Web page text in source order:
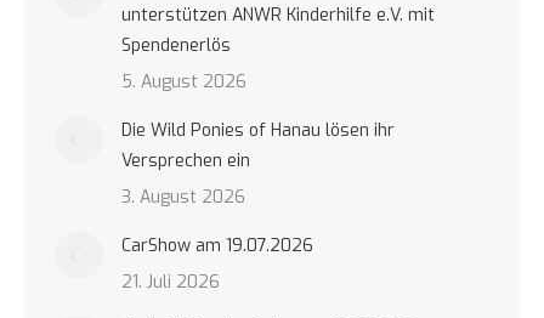
unterstützen ANWR Kinderhilfe e.V. mit
Spendenerlös
5. August 2026
Die Wild Ponies of Hanau lösen ihr
Versprechen ein
3. August 2026
CarShow am 19.07.2026
21. Juli 2026